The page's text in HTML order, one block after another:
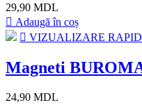
29,90 MDL
Adaugă în coș
VIZUALIZARE
Magneti
24,90 MDL